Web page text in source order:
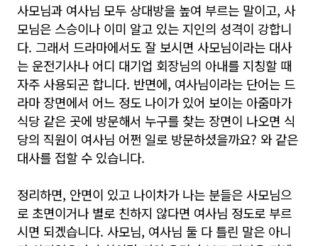
사모님과 여사님 모두 상대방을 높여 부르는 말이고, 사
모님은 스승이나 이미 알고 있는 지인의 성격이 강합니
다. 그래서 드라마에서도 잘 보시면 사모님이라는 대사
는 운전기사나 어디 대기업 회장님의 아내를 지칭할 때
자주 사용되곤 합니다. 반면에, 여사님이라는 단어는 드
라마 장면에서 어느 정도 나이가 있어 보이는 아줌마가
식당 같은 곳에 방문해서 누구를 찾는 장면이 나오면 식
당의 직원이 여사님 어쩐 일로 방문하셨을까요? 와 같은
대사를 접할 수 있습니다.
정리하면, 안면이 있고 나이차가 나는 분들은 사모님으
로 초면이거나 별로 친하지 않다면 여사님 정도로 부르
시면 되겠습니다. 사모님, 여사님 둘 다 틀린 말은 아니